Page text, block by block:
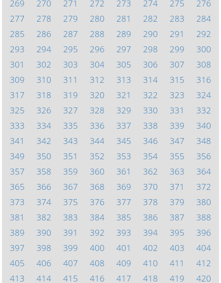
269
270 271 272 273 274 275
276
277
278 279 280 281 282 283
284
285
286 287 288 289 290 291
292
293
294 295 296 297 298 299
300
301
302 303 304 305 306 307
308
309
310 311 312 313 314 315
316
317
318 319 320 321 322 323
324
325
326 327 328 329 330 331
332
333
334 335 336 337 338 339
340
341
342 343 344 345 346 347
348
349
350 351 352 353 354 355
356
357
358 359 360 361 362 363
364
365
366 367 368 369 370 371
372
373
374 375 376 377 378 379
380
381
382 383 384 385 386 387
388
389
390 391 392 393 394 395
396
397
398 399 400 401 402 403
404
405
406 407 408 409 410 411
412
413
414 415 416 417 418 419 420